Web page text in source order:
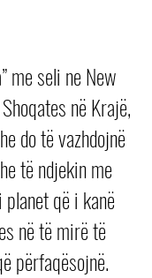
me seli ne New
në Krajë,
do të vazhdojnë
të ndjekin me
që i kanë
në të mirë të
përfaqësojnë.